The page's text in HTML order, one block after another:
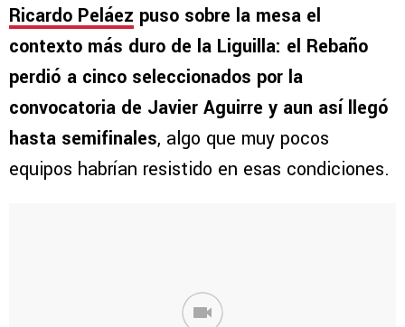
Ricardo Peláez puso sobre la mesa el
contexto más duro de la Liguilla: el Rebaño
perdió a cinco seleccionados por la
convocatoria de Javier Aguirre y aun así llegó
hasta semifinales, algo que muy pocos
equipos habrían resistido en esas condiciones.